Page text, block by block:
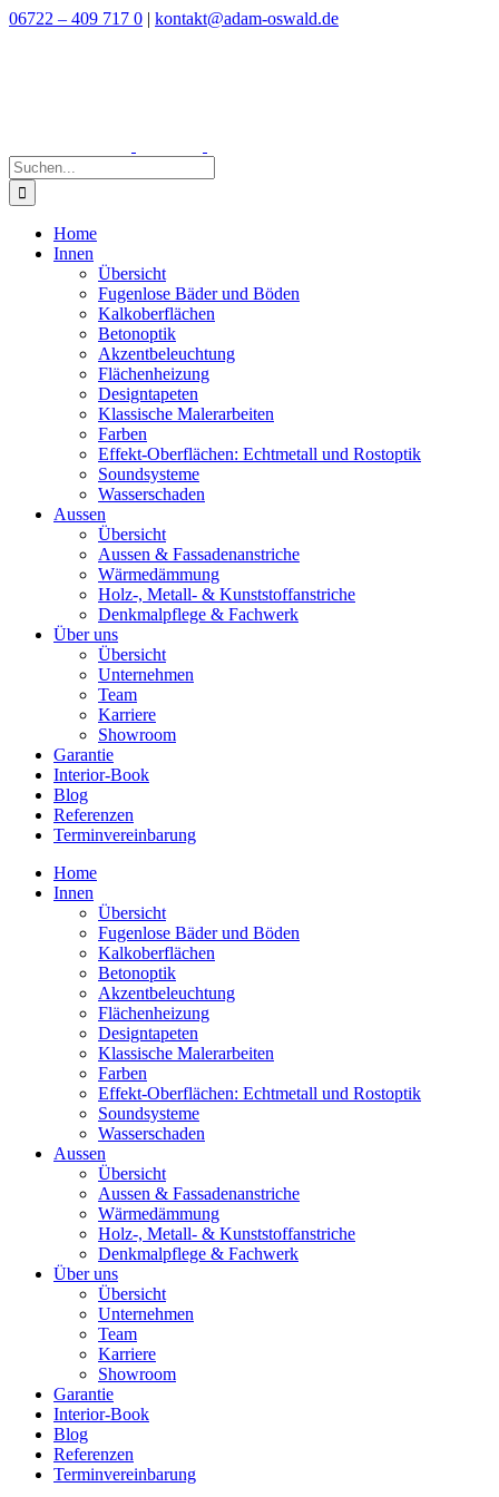
Zum
06722 – 409 717 0 | kontakt@adam-oswald.de
Suche
nach:
Home
Innen
Übersicht
Fugenlose Bäder und Böden
Kalkoberflächen
Betonoptik
Akzentbeleuchtung
Flächenheizung
Designtapeten
Klassische Malerarbeiten
Farben
Effekt-Oberflächen: Echtmetall und Rostoptik
Soundsysteme
Wasserschaden
Aussen
Übersicht
Aussen & Fassadenanstriche
Wärmedämmung
Holz-, Metall- & Kunststoffanstriche
Denkmalpflege & Fachwerk
Über uns
Übersicht
Unternehmen
Team
Karriere
Showroom
Garantie
Interior-Book
Blog
Referenzen
Terminvereinbarung
Home
Innen
Übersicht
Fugenlose Bäder und Böden
Kalkoberflächen
Betonoptik
Akzentbeleuchtung
Flächenheizung
Designtapeten
Klassische Malerarbeiten
Farben
Effekt-Oberflächen: Echtmetall und Rostoptik
Soundsysteme
Wasserschaden
Aussen
Übersicht
Aussen & Fassadenanstriche
Wärmedämmung
Holz-, Metall- & Kunststoffanstriche
Denkmalpflege & Fachwerk
Über uns
Übersicht
Unternehmen
Team
Karriere
Showroom
Garantie
Interior-Book
Blog
Referenzen
Terminvereinbarung